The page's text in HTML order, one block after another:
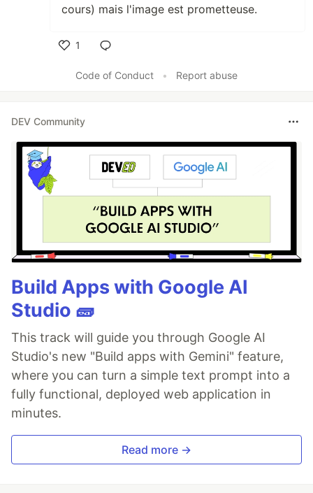
cours) mais l'image est prometteuse.
1
Code of Conduct
• Report abuse
DEV Community
Build Apps with Google AI
Studio 🧱
This track will guide you through Google AI
Studio's new "Build apps with Gemini" feature,
where you can turn a simple text prompt into a
fully functional, deployed web application in
minutes.
Read more →